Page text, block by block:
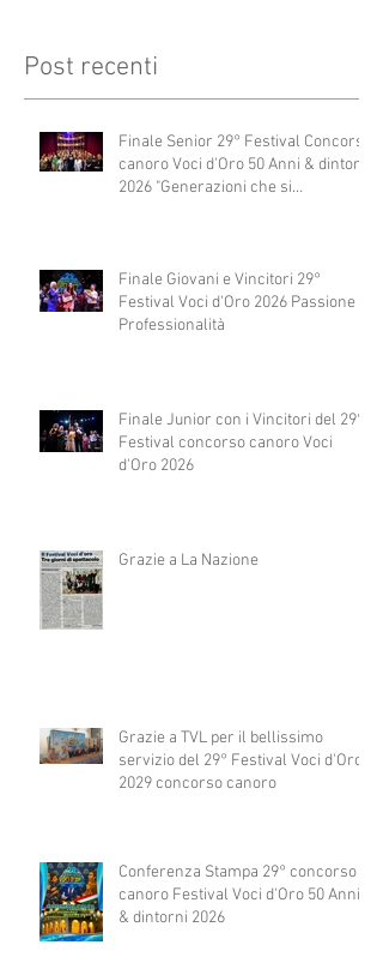
Post recenti
Finale Senior 29° Festival Concorso
canoro Voci d'Oro 50 Anni & dintorni
2026 "Generazioni che si
Finale Giovani e Vincitori 29°
Festival Voci d'Oro 2026 Passione e
Professionalità
Finale Junior con i Vincitori del 29°
Festival concorso canoro Voci
d'Oro 2026
Grazie a La Nazione
Grazie a TVL per il bellissimo
servizio del 29° Festival Voci d'Oro
2029 concorso canoro
Conferenza Stampa 29° concorso
canoro Festival Voci d'Oro 50 Anni
& dintorni 2026